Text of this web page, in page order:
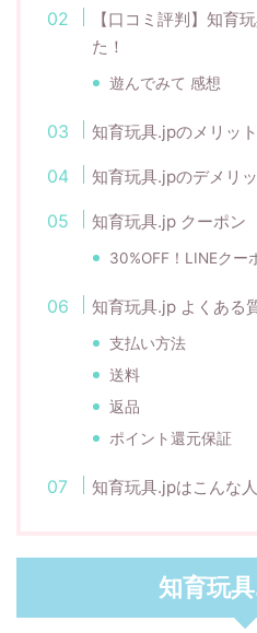
【口コミ評判】知育
た！
遊んでみて 感想
知育玩具.jpのメリット
知育玩具.jpのデメリ
知育玩具.jp クーポン
30%OFF！LINEクー
知育玩具.jp よくある
支払い方法
送料
返品
ポイント還元保証
知育玩具.jpはこんな
知育玩